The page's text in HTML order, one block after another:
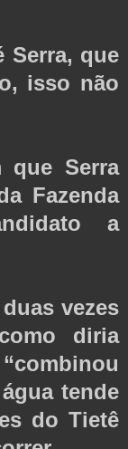
Serra, que
isso não
que Serra
Fazenda
a
vezes
diria
tende
do Tietê